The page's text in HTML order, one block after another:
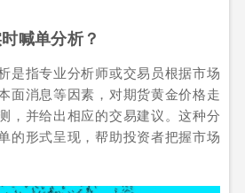
喊单分析？
是指专业分析师或交易员根据市场
面消息等因素，对期货黄金价格走
，并给出相应的交易建议。这种分
的形式呈现，帮助投资者把握市场